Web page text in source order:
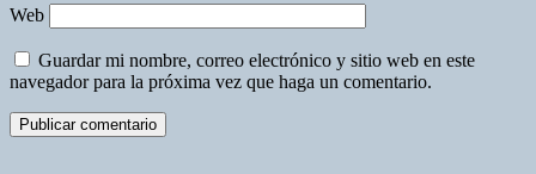
Web
Guardar mi nombre, correo electrónico y sitio web en este
navegador para la próxima vez que haga un comentario.